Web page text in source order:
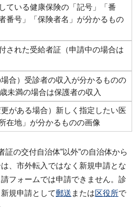
いる健康保険の「記号」「番
番号」「保険者名」が分かるもの
れた受給者証（申請中の場合は
）受診者の収入が分かるものの
未満の場合は保護者の収入
ある場合）新しく指定したい医
在地」が分かるものの画像
の交付自治体”以外”の自治体から
、市外転入ではなく新規申請とな
フォームでは申請できません。診
規申請として郵送 または区役所で